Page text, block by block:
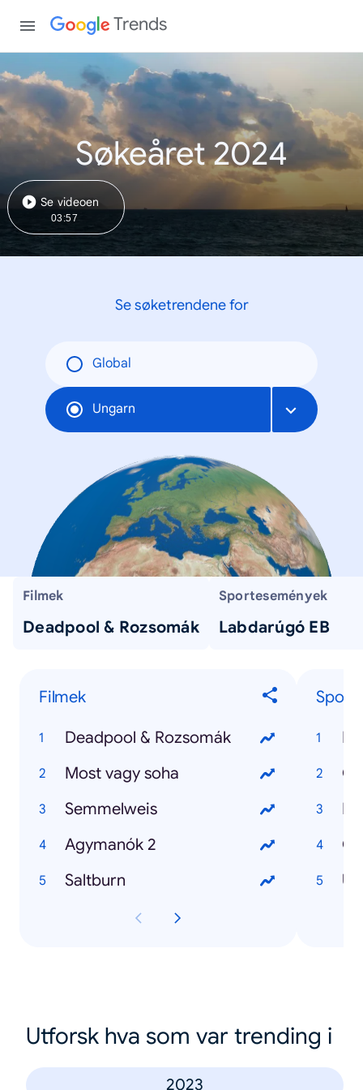
Trends
Søkeåret 2024
Se videoen
03:57
Se søketrendene for
Global
Ungarn
Filmek
Deadpool & Rozsomák
Sportesemények
Labdarúgó EB
Filmek
Deadpool & Rozsomák
Most vagy soha
Semmelweis
Agymanók 2
Saltburn
Utforsk hva som var trending i
2023